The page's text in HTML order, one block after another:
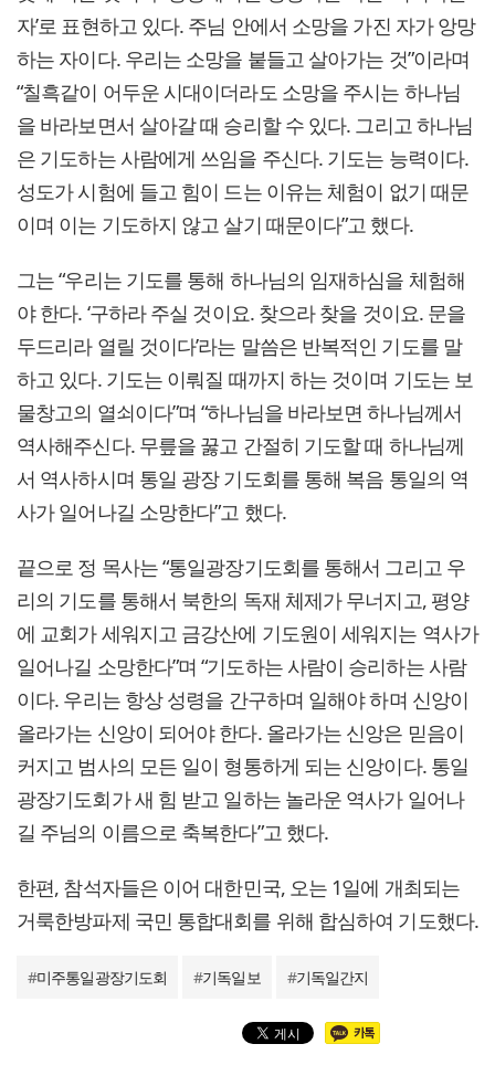
자’로 표현하고 있다. 주님 안에서 소망을 가진 자가 앙망
하는 자이다. 우리는 소망을 붙들고 살아가는 것”이라며
“칠흑같이 어두운 시대이더라도 소망을 주시는 하나님
을 바라보면서 살아갈 때 승리할 수 있다. 그리고 하나님
은 기도하는 사람에게 쓰임을 주신다. 기도는 능력이다.
성도가 시험에 들고 힘이 드는 이유는 체험이 없기 때문
이며 이는 기도하지 않고 살기 때문이다”고 했다.
그는 “우리는 기도를 통해 하나님의 임재하심을 체험해
야 한다. ‘구하라 주실 것이요. 찾으라 찾을 것이요. 문을
두드리라 열릴 것이다’라는 말씀은 반복적인 기도를 말
하고 있다. 기도는 이뤄질 때까지 하는 것이며 기도는 보
물창고의 열쇠이다”며 “하나님을 바라보면 하나님께서
역사해주신다. 무릎을 꿇고 간절히 기도할 때 하나님께
서 역사하시며 통일 광장 기도회를 통해 복음 통일의 역
사가 일어나길 소망한다”고 했다.
끝으로 정 목사는 “통일광장기도회를 통해서 그리고 우
리의 기도를 통해서 북한의 독재 체제가 무너지고, 평양
에 교회가 세워지고 금강산에 기도원이 세워지는 역사가
일어나길 소망한다”며 “기도하는 사람이 승리하는 사람
이다. 우리는 항상 성령을 간구하며 일해야 하며 신앙이
올라가는 신앙이 되어야 한다. 올라가는 신앙은 믿음이
커지고 범사의 모든 일이 형통하게 되는 신앙이다. 통일
광장기도회가 새 힘 받고 일하는 놀라운 역사가 일어나
길 주님의 이름으로 축복한다”고 했다.
한편, 참석자들은 이어 대한민국, 오는 1일에 개최되는
거룩한방파제 국민 통합대회를 위해 합심하여 기도했다.
#미주통일광장기도회 #기독일보 #기독일간지